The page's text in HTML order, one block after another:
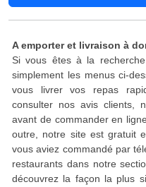
A emporter et livraison à
Si vous êtes à la
simplement les menus ci-
vous livrer vos repas
consulter nos avis clients,
avant de commander en
outre, notre site est gratuit
vous aviez commandé par
restaurants dans notre
découvrez la façon la plus